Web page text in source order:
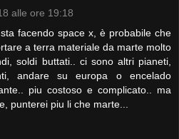
alle ore 19:18
facendo space x, è probabile che
a terra materiale da marte molto
soldi buttati.. ci sono altri pianeti,
andare su europa o encelado
piu costoso e complicato.. ma
punterei piu li che marte...